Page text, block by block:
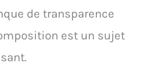
de transparence
est un sujet